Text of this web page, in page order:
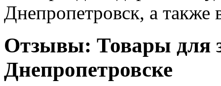
Днепропетровск, а
Отзывы: Товары для
Днепропетровске